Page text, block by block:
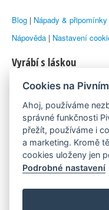
Blog | Nápady & připomínky
Nápověda | Nastavení
Vyrábí s láskou
© 2010–2026 byLukáš
Máme rádi
Pivní.info
Poznámka pod čarou
Pivní deníček je nezávislý
Cookies na
Ahoj, používáme
správné funkčnosti
přežít, používáme i
a marketing. Kromě
cookies uloženy jen
Podrobné nastavení